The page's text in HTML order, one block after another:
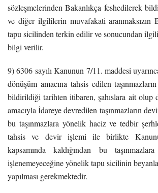
sözleşmelerinden Bakanlıkça feshedilerek
ve diğer ilgililerin muvafakati aranmaksızın
tapu sicilinden terkin edilir ve sonucundan
bilgi verilir.
9) 6306 sayılı Kanunun 7/11. maddesi
dönüşüm amacına tahsis edilen
bildirildiği tarihten itibaren, şahıslara ait olup
amacıyla İdareye devredilen taşınmazların
bu taşınmazlara yönelik haciz ve tedbir
tahsis ve devir işlemi ile birlikte
kapsamında kaldığından bu
işlenemeyeceğine yönelik tapu sicilinin
yapılması gerekmektedir.